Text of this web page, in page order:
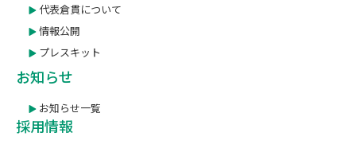
代表倉貫について
情報公開
プレスキット
お知らせ
お知らせ一覧
採用情報